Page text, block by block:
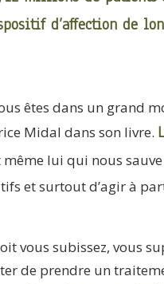
d’affection de
êtes dans un grand
Midal dans son livre.
même lui qui nous
et surtout d’agir à
vous subissez, vous
de prendre un